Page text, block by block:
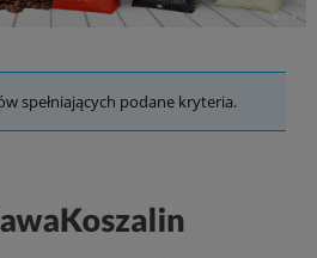
spełniających podane kryteria.